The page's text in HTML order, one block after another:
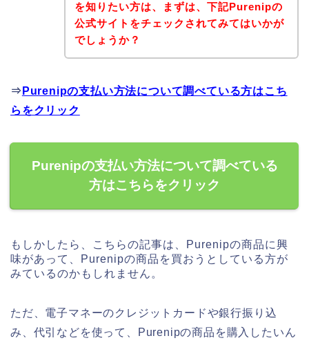
を知りたい方は、まずは、下記Purenipの
公式サイトをチェックされてみてはいかが
でしょうか？
⇒ Purenipの支払い方法について調べている方はこち
らをクリック
Purenipの支払い方法について調べている
方はこちらをクリック
もしかしたら、こちらの記事は、Purenipの商品に興
味があって、Purenipの商品を買おうとしている方が
みているのかもしれません。
ただ、電子マネーのクレジットカードや銀行振り込
み、代引などを使って、Purenipの商品を購入したいん